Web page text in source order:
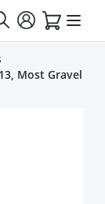
Most Gravel